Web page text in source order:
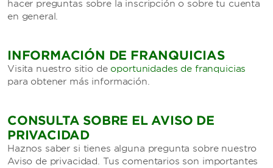
hacer preguntas sobre la inscripción o sobre tu cuenta
en general.
INFORMACIÓN DE FRANQUICIAS
Visita nuestro sitio de oportunidades de franquicias
para obtener más información.
CONSULTA SOBRE EL AVISO DE
PRIVACIDAD
Haznos saber si tienes alguna pregunta sobre nuestro
Aviso de privacidad. Tus comentarios son importantes